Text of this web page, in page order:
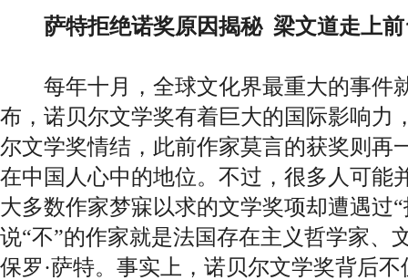
萨特拒绝诺奖原因揭秘 梁文道走上
每年十月，全球文化界最重大的事件
布，诺贝尔文学奖有着巨大的国际影响力
尔文学奖情结，此前作家莫言的获奖则再
在中国人心中的地位。不过，很多人可能
大多数作家梦寐以求的文学奖项却遭遇过
说“不”的作家就是法国存在主义哲学家、
保罗·萨特。事实上，诺贝尔文学奖背后